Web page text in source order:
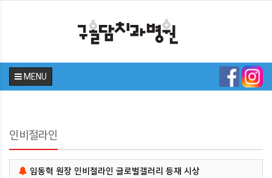
MENU
인비절라인
임동혁 원장 인비절라인 글로벌갤러리 등재 시상